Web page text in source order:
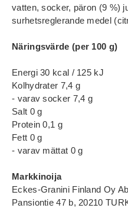
vatten, socker, päron (9 %)
surhetsreglerande medel
Näringsvärde (per 100 g)
Energi 30 kcal / 125 kJ
Kolhydrater 7,4 g
- varav socker 7,4 g
Salt 0 g
Protein 0,1 g
Fett 0 g
- varav mättat 0 g
Markkinoija
Eckes-Granini Finland Oy Ab
Pansiontie 47 b, 20210